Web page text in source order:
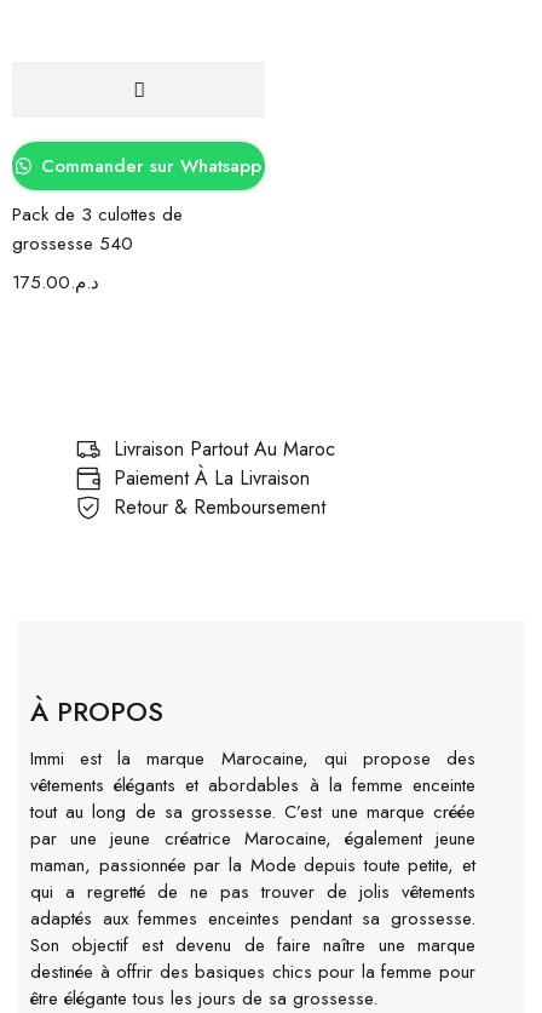
Commander sur Whatsapp
Pack de 3 culottes de
grossesse 540
د.م.175.00
Livraison Partout Au Maroc
Paiement À La Livraison
Retour & Remboursement
À PROPOS
Immi est la marque Marocaine, qui propose des
vêtements élégants et abordables à la femme enceinte
tout au long de sa grossesse. C’est une marque créée
par une jeune créatrice Marocaine, également jeune
maman, passionnée par la Mode depuis toute petite, et
qui a regretté de ne pas trouver de jolis vêtements
adaptés aux femmes enceintes pendant sa grossesse.
Son objectif est devenu de faire naître une marque
destinée à offrir des basiques chics pour la femme pour
être élégante tous les jours de sa grossesse.